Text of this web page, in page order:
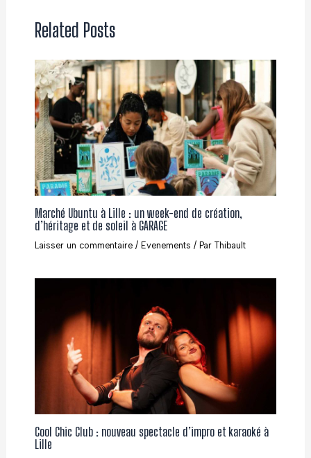
Related Posts
Marché Ubuntu à Lille : un week-end de création,
d’héritage et de soleil à GARAGE
Laisser un commentaire / Evenements / Par Thibault
Cool Chic Club : nouveau spectacle d’impro et karaoké à
Lille